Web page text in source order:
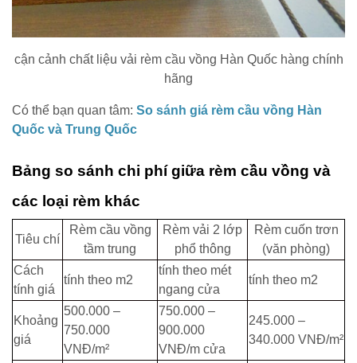
cận cảnh chất liệu vải rèm cầu vồng Hàn Quốc hàng chính
hãng
Có thể bạn quan tâm: So sánh giá rèm cầu vồng Hàn
Quốc và Trung Quốc
Bảng so sánh chi phí giữa rèm cầu vồng và
các loại rèm khác
Tiêu chí
Rèm cầu vồng
tầm trung
Rèm vải 2 lớp
phổ thông
Rèm cuốn trơn
(văn phòng)
Cách
tính giá
tính theo m2
tính theo mét
ngang cửa
tính theo m2
Khoảng
giá
500.000 –
750.000
VNĐ/m²
750.000 –
900.000
VNĐ/m cửa
245.000 –
340.000 VNĐ/m²